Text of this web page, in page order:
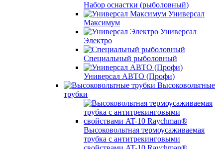
Набор оснастки (рыболовный)
Универсал
Максимум
Универсал
Электро
Специальный рыболовный
Универсал АВТО (Профи)
Высоковольтные
трубки
Высоковольтная термоусаживаемая
трубка с антитрекинговыми